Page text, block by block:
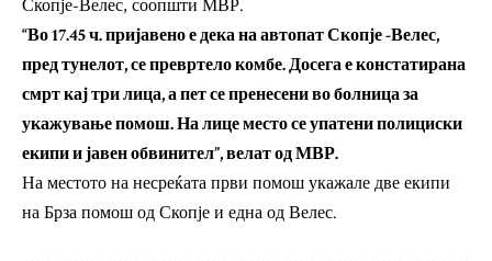
Скопје-Велес, соопшти МВР.
“Во 17.45 ч. пријавено е дека на автопат Скопје -Велес,
пред тунелот, се превртело комбе. Досега е констатирана
смрт кај три лица, а пет се пренесени во болница за
укажување помош. На лице место се упатени полициски
екипи и јавен обвинител”, велат од МВР.
На местото на несреќата први помош укажале две екипи
на Брза помош од Скопје и една од Велес.